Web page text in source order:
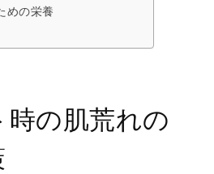
めの栄養
時の肌荒れの